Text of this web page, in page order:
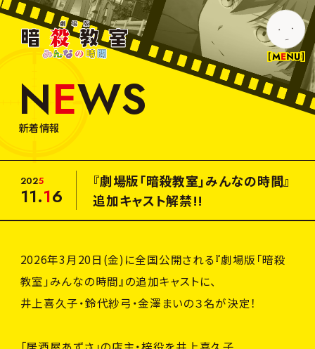
劇
場
教
み
ん
間
NE
TICKET
入場者特典
THEATER
CAST&STAFF
NEWS
新着情報
2025
11.16
『劇場版「暗殺教室」みんなの時間』
追加キャスト解禁!!
2026年3月20日(金)に全国公開される『劇場版「暗殺
教室」みんなの時間』の追加キャストに、
井上喜久子・鈴代紗弓・金澤まいの３名が決定！